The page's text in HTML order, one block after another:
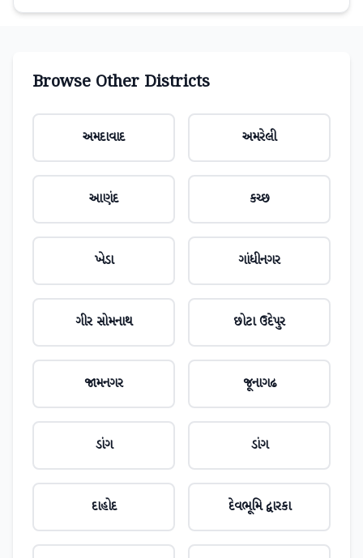
Browse Other Districts
અમદાવાદ અમરેલી
આણંદ કચ્છ
ખેડા ગાંધીનગર
ગીર સોમનાથ છોટા ઉદેપુર
જામનગર જૂનાગઢ
ડાંગ ડાંગ
દાહોદ દેવભૂમિ દ્વારકા